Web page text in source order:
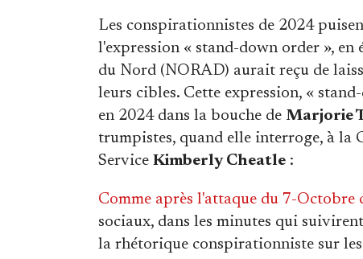
Les conspirationnistes de 2024
l'expression « stand-down order », en
du Nord (NORAD) aurait reçu de
leurs cibles. Cette expression, «
en 2024 dans la bouche de Marjorie
trumpistes, quand elle interroge, à la
Service Kimberly Cheatle :
Comme après l'attaque du 7-Octobre
sociaux, dans les minutes qui
la rhétorique conspirationniste sur